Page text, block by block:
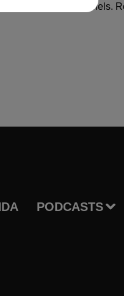
et professionnels.
PODCASTS